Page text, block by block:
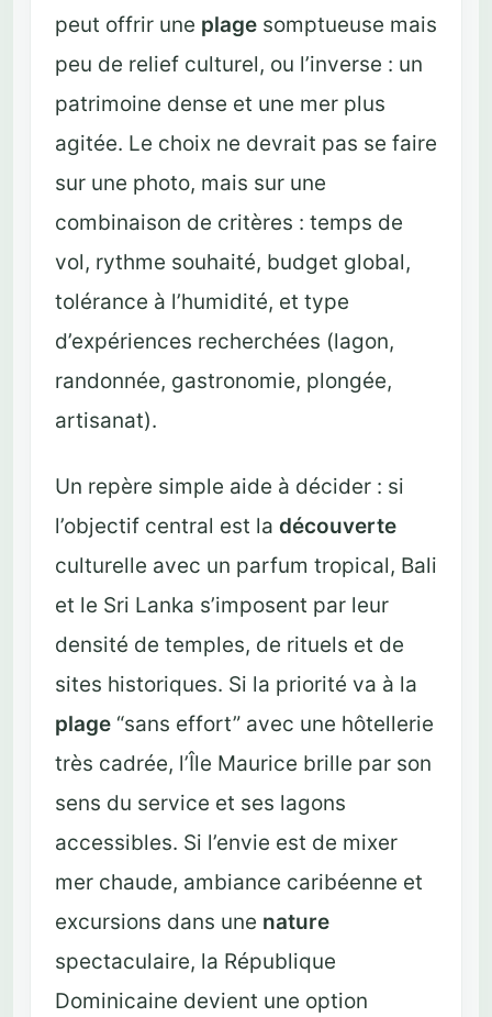
peut offrir une plagesomptueuse mais
peu de relief culturel, ou l’inverse : un
patrimoine dense et une mer plus
agitée. Le choix ne devrait pas se faire
sur une photo, mais sur une
combinaison de critères : temps de
vol, rythme souhaité, budget global,
tolérance à l’humidité, et type
d’expériences recherchées (lagon,
randonnée, gastronomie, plongée,
artisanat).
Un repère simple aide à décider : si
l’objectif central est la découverte
culturelle avec un parfum tropical, Bali
et le Sri Lanka s’imposent par leur
densité de temples, de rituels et de
sites historiques. Si la priorité va à la
plage“sans effort” avec une hôtellerie
très cadrée, l’Île Maurice brille par son
sens du service et ses lagons
accessibles. Si l’envie est de mixer
mer chaude, ambiance caribéenne et
excursions dans une nature
spectaculaire, la République
Dominicaine devient une option